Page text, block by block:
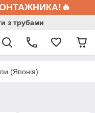
з трубами
(Японія)